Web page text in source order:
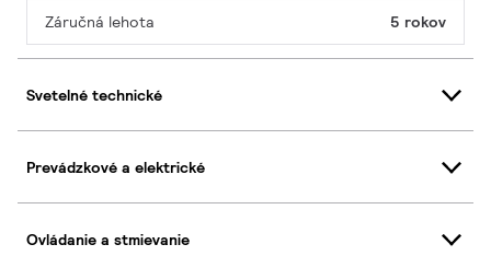
Záručná lehota 5 rokov
Svetelné technické
Prevádzkové a elektrické
Ovládanie a stmievanie